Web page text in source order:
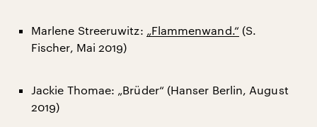
Marlene Streeruwitz: „Flammenwand.“ (S.
Fischer, Mai 2019)
Jackie Thomae: „Brüder“ (Hanser Berlin, August
2019)